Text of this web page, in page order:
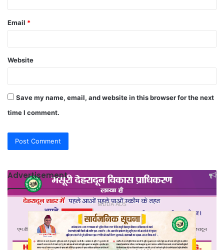
Email *
Website
Save my name, email, and website in this browser for the next
time I comment.
Advertisement
MDDA ADS